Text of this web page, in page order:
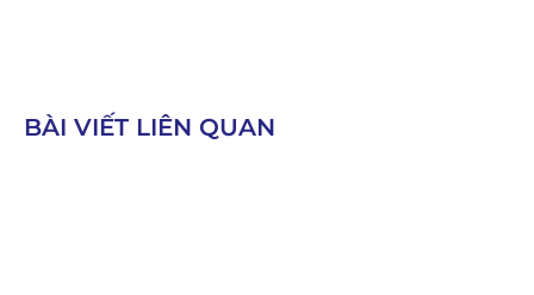
BÀI VIẾT LIÊN QUAN